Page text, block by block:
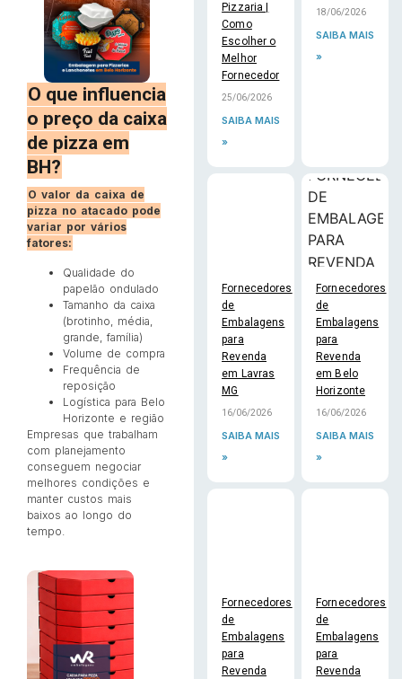
O que influencia
o preço da caixa
de pizza em
BH?
O valor da caixa de
pizza no atacado pode
variar por vários
fatores:
Qualidade do
papelão ondulado
Tamanho da caixa
(brotinho, média,
grande, família)
Volume de compra
Frequência de
reposição
Logística para Belo
Horizonte e região
Empresas que trabalham
com planejamento
conseguem negociar
melhores condições e
manter custos mais
baixos ao longo do
tempo.
Pizzaria |
Como
Escolher o
Melhor
Fornecedor
25/06/2026
SAIBA MAIS
»
18/06/2026
SAIBA MAIS
»
Fornecedores
de
Embalagens
para
Revenda
em Lavras
MG
16/06/2026
SAIBA MAIS
»
Fornecedores
de
Embalagens
para
Revenda
em Belo
Horizonte
16/06/2026
SAIBA MAIS
»
Fornecedores
de
Embalagens
para
Revenda
Fornecedores
de
Embalagens
para
Revenda